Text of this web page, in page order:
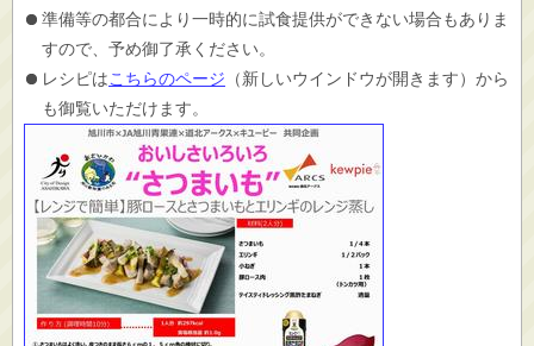
準備等の都合により一時的に試食提供ができない場合もありま
すので、予め御了承ください。
レシピはこちらのページ （新しいウインドウが開きます）から
も御覧いただけます。